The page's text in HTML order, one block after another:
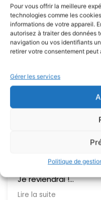
Pour vous offrir la meilleure
technologies comme les
informations de votre appareil.
autorisez à traiter des données
navigation ou vos identifiants
retirer votre consentement
Gérer les services
Politique de
Stephrose
Achats récent dans
Amaryllis qui est
2 tee shirts
Je reviendrai !
Vendeuse disponible
Lire la suite